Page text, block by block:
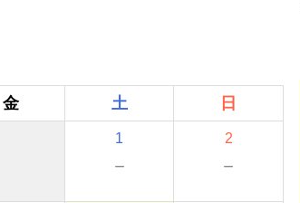
金 土 日
1
－
2
－